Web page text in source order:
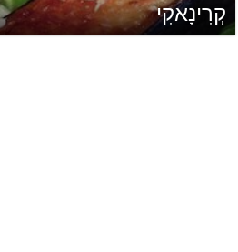
קְרִינָאקִי